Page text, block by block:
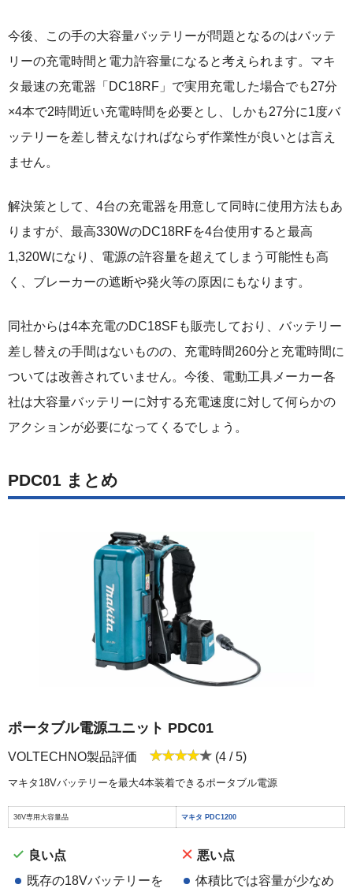
今後、この手の大容量バッテリーが問題となるのはバッテ
リーの充電時間と電力許容量になると考えられます。マキ
タ最速の充電器「DC18RF」で実用充電した場合でも27分
×4本で2時間近い充電時間を必要とし、しかも27分に1度バ
ッテリーを差し替えなければならず作業性が良いとは言え
ません。
解決策として、4台の充電器を用意して同時に使用方法もあ
りますが、最高330WのDC18RFを4台使用すると最高
1,320Wになり、電源の許容量を超えてしまう可能性も高
く、ブレーカーの遮断や発火等の原因にもなります。
同社からは4本充電のDC18SFも販売しており、バッテリー
差し替えの手間はないものの、充電時間260分と充電時間に
ついては改善されていません。今後、電動工具メーカー各
社は大容量バッテリーに対する充電速度に対して何らかの
アクションが必要になってくるでしょう。
PDC01 まとめ
ポータブル電源ユニット PDC01
VOLTECHNO製品評価 (4 / 5)
マキタ18Vバッテリーを最大4本装着できるポータブル電源
36V専用大容量品 マキタ PDC1200
良い点
既存の18Vバッテリーを
悪い点
体積比では容量が少なめ